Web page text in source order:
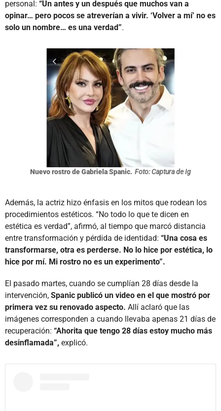
personal: “Un antes y un después que muchos van a
opinar… pero pocos se atreverían a vivir. ‘Volver a mí’ no es
solo un nombre… es una verdad”.
Nuevo rostro de Gabriela Spanic. Foto: Captura de Ig
Además, la actriz hizo énfasis en los mitos que rodean los
procedimientos estéticos. “No todo lo que te dicen en
estética es verdad”, afirmó, al tiempo que marcó distancia
entre transformación y pérdida de identidad: “Una cosa es
transformarse, otra es perderse. No lo hice por estética, lo
hice por mí. Mi rostro no es un experimento”.
El pasado martes, cuando se cumplían 28 días desde la
intervención, Spanic publicó un video en el que mostró por
primera vez su renovado aspecto. Allí aclaró que las
imágenes corresponden a cuando llevaba apenas 21 días de
recuperación: “Ahorita que tengo 28 días estoy mucho más
desinflamada”, explicó.